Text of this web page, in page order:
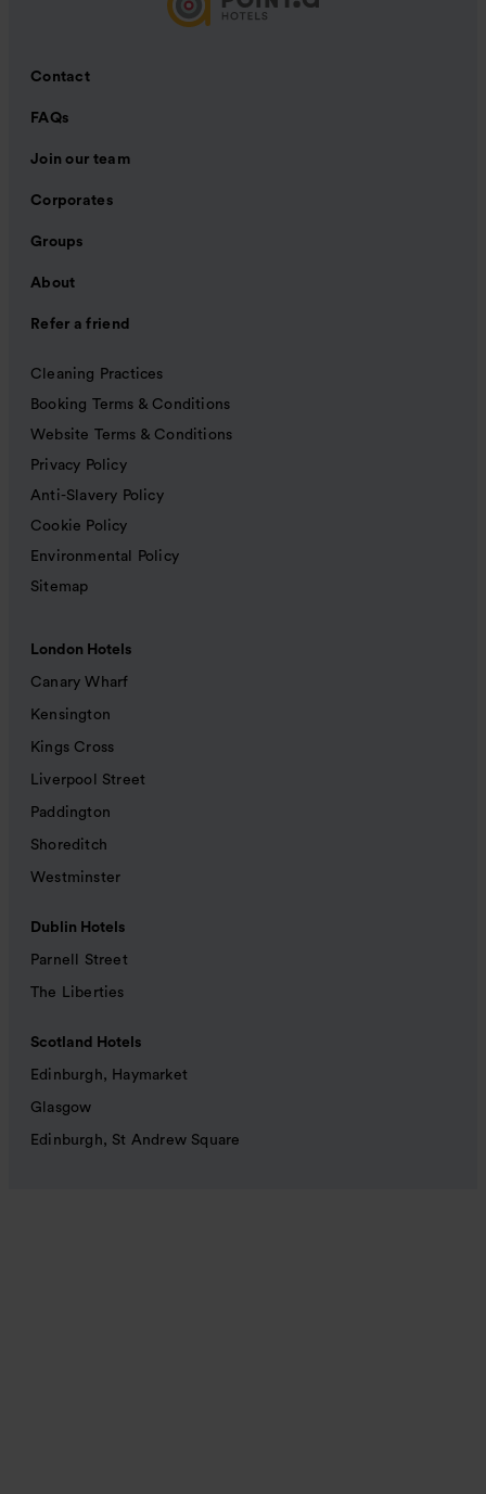
Contact
FAQs
Join our team
Corporates
Groups
About
Refer a friend
Cleaning Practices
Booking Terms & Conditions
Website Terms & Conditions
Privacy Policy
Anti-Slavery Policy
Cookie Policy
Environmental Policy
Sitemap
London Hotels
Canary Wharf
Kensington
Kings Cross
Liverpool Street
Paddington
Shoreditch
Westminster
Dublin Hotels
Parnell Street
The Liberties
Scotland Hotels
Edinburgh, Haymarket
Glasgow
Edinburgh, St Andrew Square